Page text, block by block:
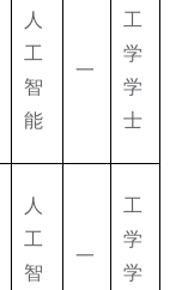
人
工
智
能
一
工
学
学
士
人
工
智
一
工
学
学